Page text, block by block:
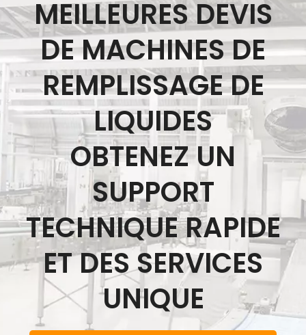
MEILLEURES DEVIS
DE MACHINES DE
REMPLISSAGE DE
LIQUIDES
OBTENEZ UN
SUPPORT
TECHNIQUE RAPIDE
ET DES SERVICES
UNIQUE